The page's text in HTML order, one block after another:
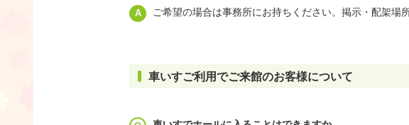
ご希望の場合は事務所にお持ちください。掲示・配架場
車いすご利用でご来館のお客様について